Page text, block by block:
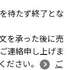
待たず終了とな
を承った後に売
連絡申し上げま
ださい。
ご